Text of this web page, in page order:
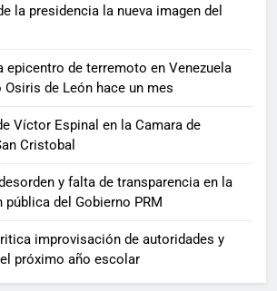
la presidencia la nueva imagen del
epicentro de terremoto en Venezuela
de León hace un mes
Víctor Espinal en la Camara de
Cristobal
y falta de transparencia en la
del Gobierno PRM
improvisación de autoridades y
el próximo año escolar